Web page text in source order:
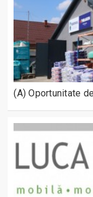
(A) Oportunitate